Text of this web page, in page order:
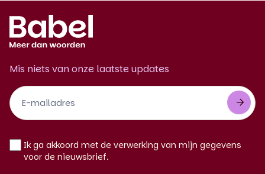
Mis niets van onze laatste updates
Footer
Newsletter
NL
Ik ga akkoord met de verwerking van mijn gegevens
voor de nieuwsbrief.